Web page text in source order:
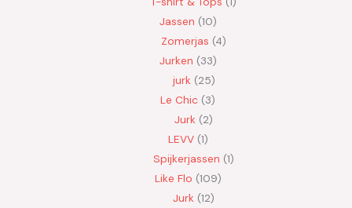
Jassen 10
Zomerjas 4
Jurken 33
jurk 25
Le Chic 3
Jurk 2
LEVV 1
Spijkerjassen 1
Like Flo 109
Jurk 12